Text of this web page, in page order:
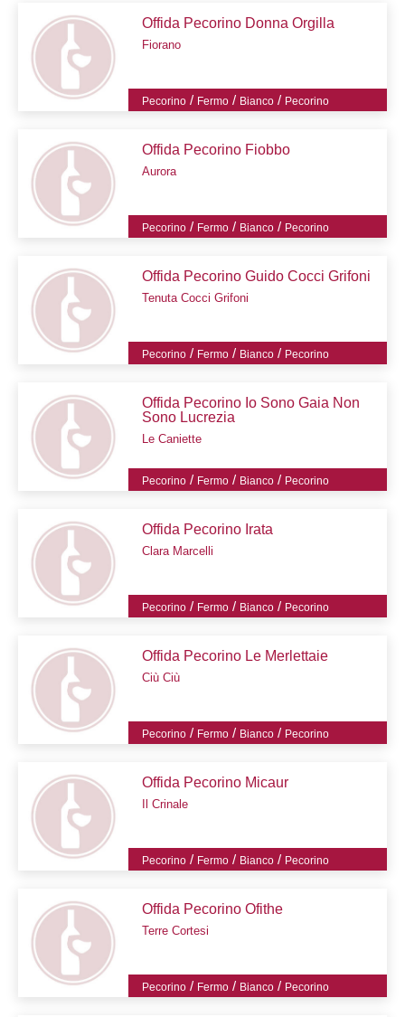
Offida Pecorino Donna Orgilla
Fiorano
Pecorino / Fermo / Bianco / Pecorino
Offida Pecorino Fiobbo
Aurora
Pecorino / Fermo / Bianco / Pecorino
Offida Pecorino Guido Cocci Grifoni
Tenuta Cocci Grifoni
Pecorino / Fermo / Bianco / Pecorino
Offida Pecorino Io Sono Gaia Non
Sono Lucrezia
Le Caniette
Pecorino / Fermo / Bianco / Pecorino
Offida Pecorino Irata
Clara Marcelli
Pecorino / Fermo / Bianco / Pecorino
Offida Pecorino Le Merlettaie
Ciù Ciù
Pecorino / Fermo / Bianco / Pecorino
Offida Pecorino Micaur
Il Crinale
Pecorino / Fermo / Bianco / Pecorino
Offida Pecorino Ofithe
Terre Cortesi
Pecorino / Fermo / Bianco / Pecorino